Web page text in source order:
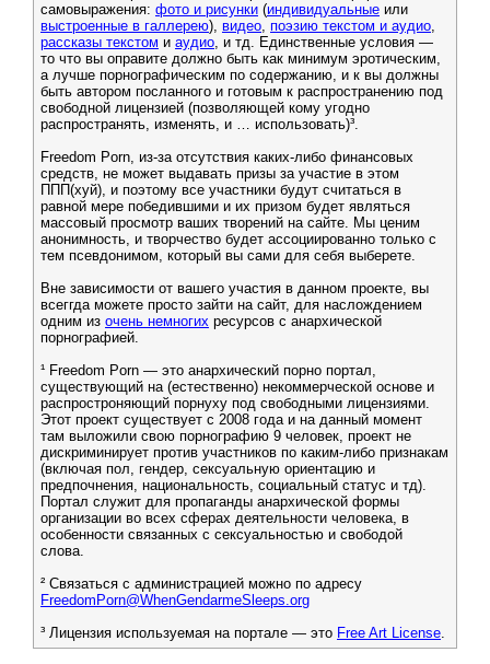
самовыражения: фото и рисунки (индивидуальные или
выстроенные в галлерею), видео, поэзию текстом и аудио,
рассказы текстом и аудио, и тд. Единственные условия —
то что вы оправите должно быть как минимум эротическим,
а лучше порнографическим по содержанию, и к вы должны
быть автором посланного и готовым к распространению под
свободной лицензией (позволяющей кому угодно
распространять, изменять, и … использовать)³.
Freedom Porn, из‐за отсутствия каких‐либо финансовых
средств, не может выдавать призы за участие в этом
ППП(хуй), и поэтому все участники будут считаться в
равной мере победившими и их призом будет являться
массовый просмотр ваших творений на сайте. Мы ценим
анонимность, и творчество будет ассоциированно только с
тем псевдонимом, который вы сами для себя выберете.
Вне зависимости от вашего участия в данном проекте, вы
всеггда можете просто зайти на сайт, для наслождением
одним из очень немногих ресурсов с анархической
порнографией.
¹ Freedom Porn — это анархический порно портал,
существующий на (естественно) некоммерческой основе и
распростроняющий порнуху под свободными лицензиями.
Этот проект существует с 2008 года и на данный момент
там выложили свою порнографию 9 человек, проект не
дискриминирует против участников по каким‐либо признакам
(включая пол, гендер, сексуальную ориентацию и
предпочнения, национальность, социальный статус и тд).
Портал служит для пропаганды анархической формы
организации во всех сферах деятельности человека, в
особенности связанных с сексуальностью и свободой
слова.
² Связаться с администрацией можно по адресу
FreedomPorn@WhenGendarmeSleeps.org
³ Лицензия используемая на портале — это Free Art License.